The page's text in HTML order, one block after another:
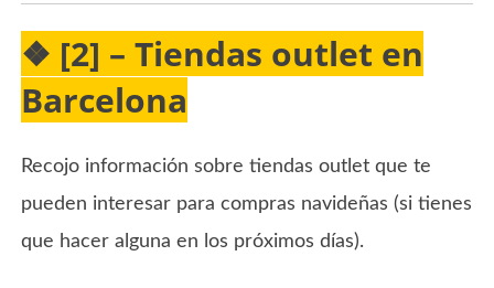
❖ [2] – Tiendas outlet en
Barcelona
Recojo información sobre tiendas outlet que te
pueden interesar para compras navideñas (si tienes
que hacer alguna en los próximos días).